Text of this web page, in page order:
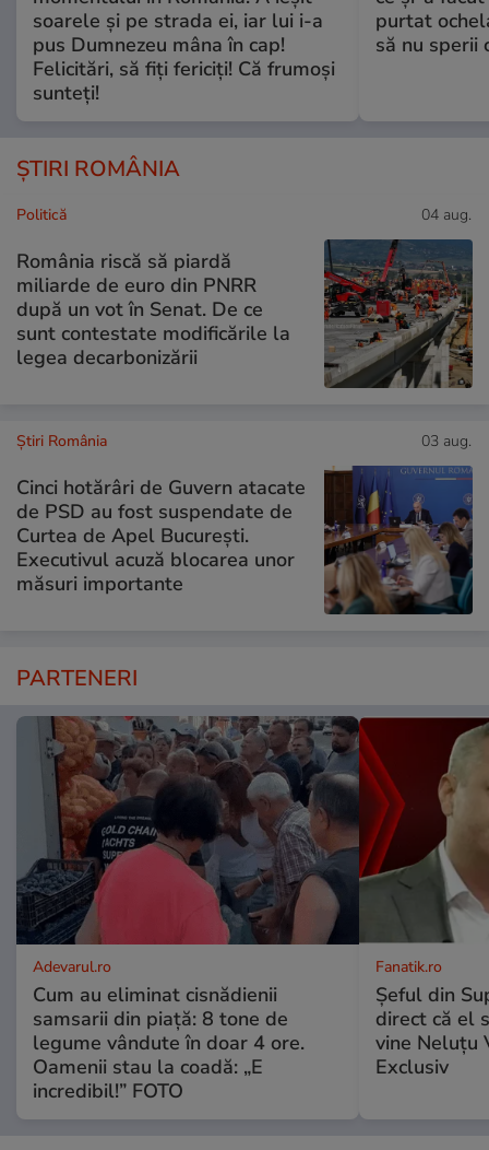
soarele și pe strada ei, iar lui i-a
pus Dumnezeu mâna în cap!
Felicitări, să fiți fericiți! Că frumoși
sunteți!
purtat
să nu sperii
ȘTIRI ROMÂNIA
Politică 04 aug.
România riscă să piardă
miliarde de euro din PNRR
după un vot în Senat. De ce
sunt contestate modificările la
legea decarbonizării
Știri România 03 aug.
Cinci hotărâri de Guvern atacate
de PSD au fost suspendate de
Curtea de Apel București.
Executivul acuză blocarea unor
măsuri importante
PARTENERI
Adevarul.ro
Cum au eliminat cisnădienii
samsarii din piață: 8 tone de
legume vândute în doar 4 ore.
Oamenii stau la coadă: „E
incredibil!” FOTO
Fanatik.ro
Șeful din
direct că el
vine Neluțu
Exclusiv